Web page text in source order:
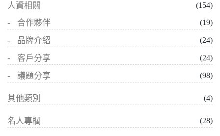
人資相關 (154)
合作夥伴 (19)
品牌介紹 (24)
客戶分享 (24)
議題分享 (98)
其他類別 (4)
名人專欄 (28)